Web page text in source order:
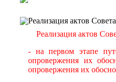
Реализация актов
Реализация актов
- на первом этапе
опровержения их
опровержения их